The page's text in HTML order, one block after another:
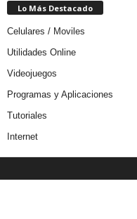
Lo Más Destacado
Celulares / Moviles
Utilidades Online
Videojuegos
Programas y Aplicaciones
Tutoriales
Internet